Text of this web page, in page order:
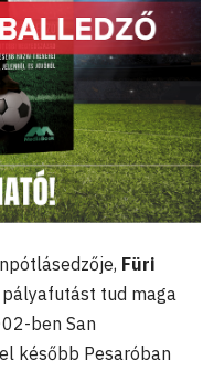
Füri
tud maga
ben San
később Pesaróban